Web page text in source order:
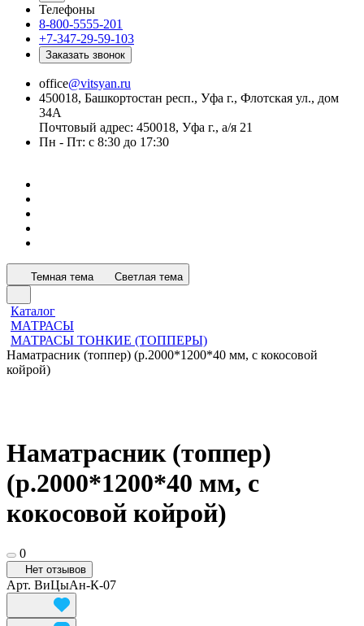
Телефоны
8-800-5555-201
+7-347-29-59-103
Заказать звонок
office@vitsyan.ru
450018, Башкортостан респ., Уфа г., Флотская ул., дом
34А
Почтовый адрес: 450018, Уфа г., а/я 21
Пн - Пт: с 8:30 до 17:30
Темная тема Светлая тема
Каталог
МАТРАСЫ
МАТРАСЫ ТОНКИЕ (ТОППЕРЫ)
Наматрасник (топпер) (р.2000*1200*40 мм, с кокосовой
койрой)
Наматрасник (топпер)
(р.2000*1200*40 мм, с
кокосовой койрой)
0
Нет отзывов
Арт. ВиЦыАн-К-07